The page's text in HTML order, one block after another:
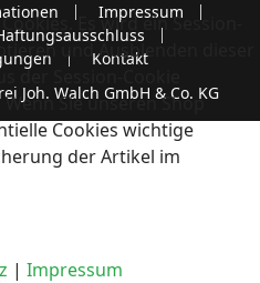
Impressum
Kontakt
Joh. Walch GmbH & Co. KG
Es wird ein Session-
und Ausblenden dieser
der Session-Cookie
Sie unseren Shop
Cookies wichtige
der Artikel im
| Impressum